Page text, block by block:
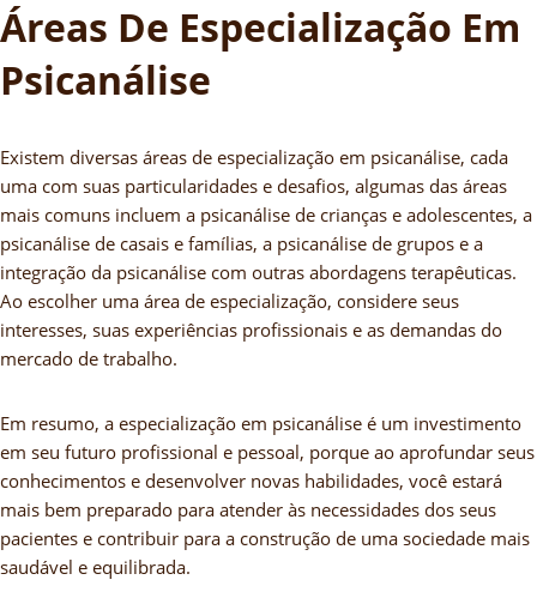
Áreas De Especialização Em
Psicanálise
Existem diversas áreas de especialização em psicanálise, cada
uma com suas particularidades e desafios, algumas das áreas
mais comuns incluem a psicanálise de crianças e adolescentes, a
psicanálise de casais e famílias, a psicanálise de grupos e a
integração da psicanálise com outras abordagens terapêuticas.
Ao escolher uma área de especialização, considere seus
interesses, suas experiências profissionais e as demandas do
mercado de trabalho.
Em resumo, a especialização em psicanálise é um investimento
em seu futuro profissional e pessoal, porque ao aprofundar seus
conhecimentos e desenvolver novas habilidades, você estará
mais bem preparado para atender às necessidades dos seus
pacientes e contribuir para a construção de uma sociedade mais
saudável e equilibrada.